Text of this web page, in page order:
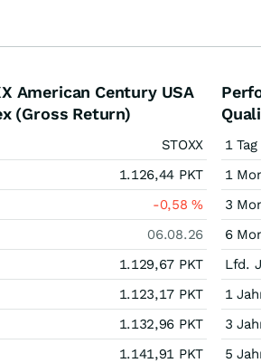
American Century USA
(Gross Return)
STOXX
1.126,44 PKT
-0,58%
06.08.26
1.129,67 PKT
1.123,17 PKT
1.132,96 PKT
1.141,91 PKT
1 Tag
1
3
6
Lfd.
1
3
5